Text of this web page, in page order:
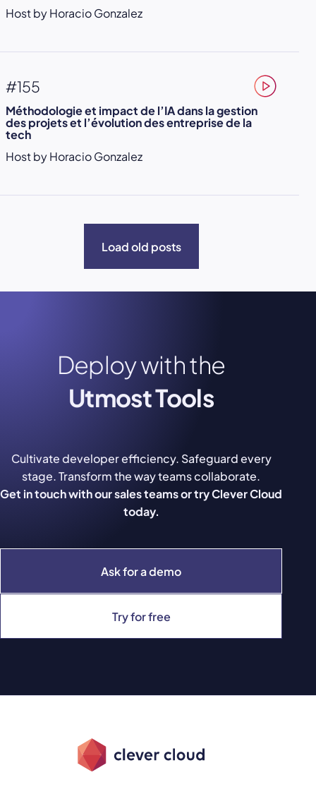
Host by Horacio Gonzalez
#155
Méthodologie et impact de l’IA dans la gestion
des projets et l’évolution des entreprise de la
tech
Host by Horacio Gonzalez
Load old posts
Deploy with the
Utmost Tools
Ask for a demo
Try for free
Cultivate developer efficiency. Safeguard every
stage. Transform the way teams collaborate.
Get in touch with our sales teams or try Clever Cloud
today.